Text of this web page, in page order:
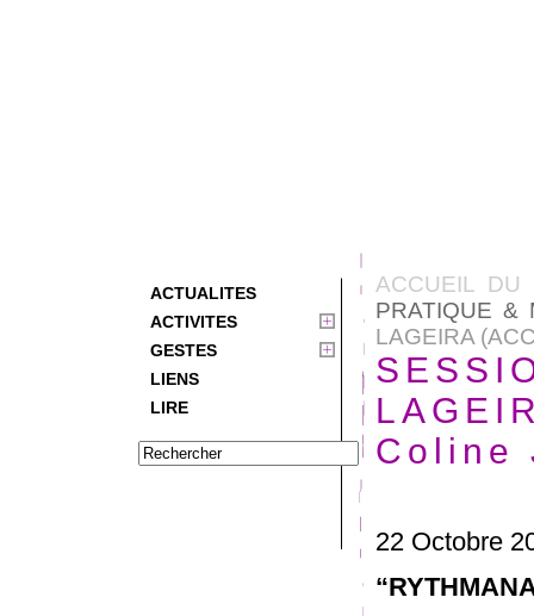
ACTUALITES
ACTIVITES
GESTES
LIENS
LIRE
ACCUEIL DU
PRATIQUE &
LAGEIRA
Coline
22 Octobre